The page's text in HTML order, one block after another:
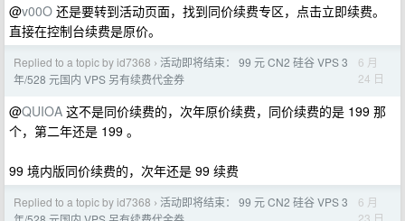
@v00O 还是要转到活动页面，找到同价续费专区，点击立即续费。
直接在控制台续费是原价。
Replied to a topic by id7368 › 活动即将结束： 99 元 CN2 硅谷 VPS 3
年/528 元国内 VPS 另有续费代金券
6 月
24 日
@QUIOA 这不是同价续费的，次年原价续费，同价续费的是 199 那
个，第二年还是 199 。
99 境内版同价续费的，次年还是 99 续费
Replied to a topic by id7368 › 活动即将结束： 99 元 CN2 硅谷 VPS 3
6 月
23 日